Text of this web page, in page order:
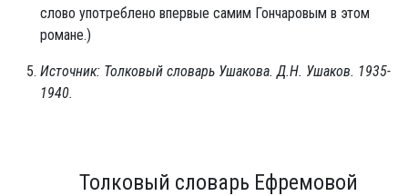
слово употреблено впервые самим Гончаровым в этом
романе.)
Источник: Толковый словарь Ушакова. Д.Н. Ушаков. 1935-
1940.
Толковый словарь Ефремовой